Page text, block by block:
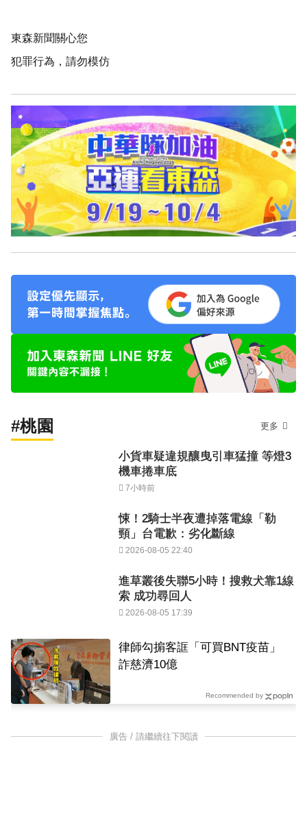
東森新聞關心您
犯罪行為，請勿模仿
#桃園 更多
小貨車疑違規釀曳引車猛撞 等燈3
機車捲車底
7小時前
悚！2騎士半夜遭掉落電線「勒
頸」台電歉：劣化斷線
2026-08-05 22:40
進草叢後失聯5小時！搜救犬靠1線
索 成功尋回人
2026-08-05 17:39
律師勾掮客誆「可買BNT疫苗」
詐慈濟10億
Recommended by
廣告 / 請繼續往下閱讀